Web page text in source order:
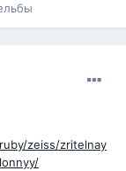
zeiss/zritelnay